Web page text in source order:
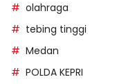
olahraga
tebing tinggi
Medan
POLDA KEPRI